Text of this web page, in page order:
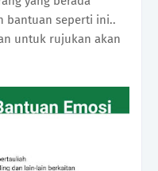
bantuan seperti ini..
untuk rujukan akan